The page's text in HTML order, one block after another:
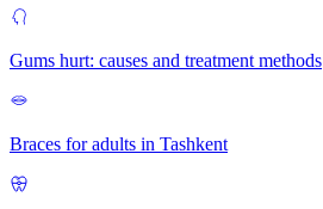
Gums hurt: causes and treatment methods
Braces for adults in Tashkent